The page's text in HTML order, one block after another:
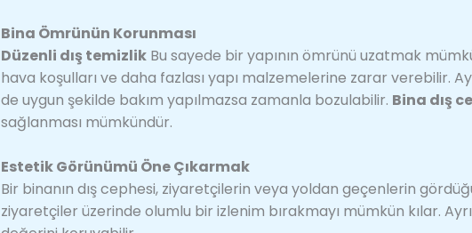
Bina Ömrünün Korunması
Düzenli dış temizlik Bu sayede bir yapının ömrünü uzatmak
hava koşulları ve daha fazlası yapı malzemelerine zarar verebilir.
de uygun şekilde bakım yapılmazsa zamanla bozulabilir. Bina dış
sağlanması mümkündür.
Estetik Görünümü Öne Çıkarmak
Bir binanın dış cephesi, ziyaretçilerin veya yoldan geçenlerin gördüğü
ziyaretçiler üzerinde olumlu bir izlenim bırakmayı mümkün kılar.